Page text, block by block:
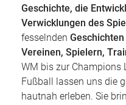
Geschichte, die
Verwicklungen des
fesselnden
Vereinen, Spielern,
WM bis zur Champions
Fußball lassen uns die
hautnah erleben. Sie